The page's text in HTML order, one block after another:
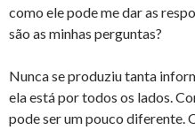
como ele pode me dar as
são as minhas perguntas?
Nunca se produziu tanta
ela está por todos os lados.
pode ser um pouco diferente.